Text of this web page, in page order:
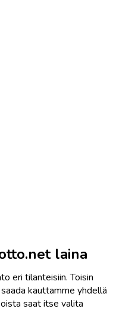
laina
eri tilanteisiin. Toisin
kauttamme yhdellä
saat itse valita